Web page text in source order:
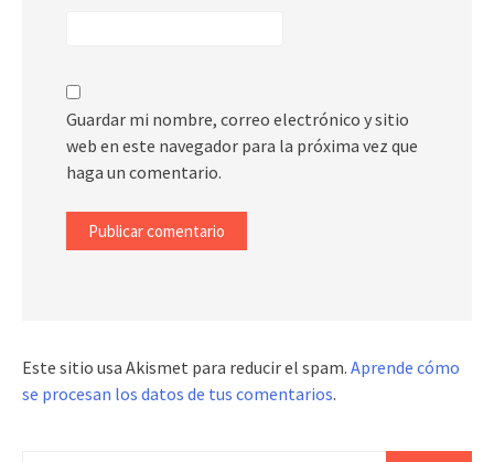
Guardar mi nombre, correo electrónico y sitio
web en este navegador para la próxima vez que
haga un comentario.
Este sitio usa Akismet para reducir el spam. Aprende cómo
se procesan los datos de tus comentarios.